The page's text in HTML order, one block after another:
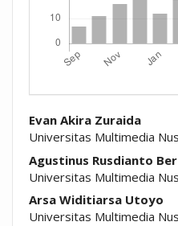
Evan Akira Zuraida
Universitas Multimedia
Agustinus Rusdianto
Universitas Multimedia
Arsa Widitiarsa Utoyo
Universitas Multimedia